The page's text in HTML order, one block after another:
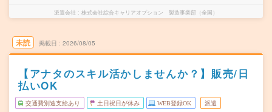
派遣会社 株式会社綜合キャリアオプション 製造事業部（全国）
未読 掲載日 2026/08/05
【アナタのスキル活かしませんか？】販売/日
払いOK
交通費別途支給あり 土日祝日が休み WEB登録OK 派遣